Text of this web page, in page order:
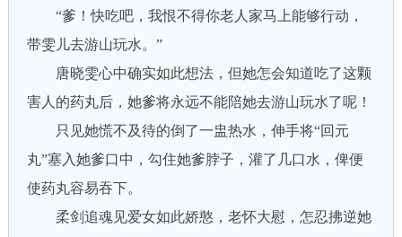
“爹！快吃吧，我恨不得你老人家马上能够行动，
带雯儿去游山玩水。”
唐晓雯心中确实如此想法，但她怎会知道吃了这颗
害人的药丸后，她爹将永远不能陪她去游山玩水了呢！
只见她慌不及待的倒了一盅热水，伸手将“回元
丸”塞入她爹口中，勾住她爹脖子，灌了几口水，俾便
使药丸容易吞下。
柔剑追魂见爱女如此娇憨，老怀大慰，怎忍拂逆她